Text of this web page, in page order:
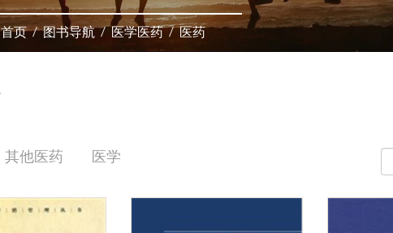
首页/图书导航 / 医学医药 / 医药
其他医药 医学